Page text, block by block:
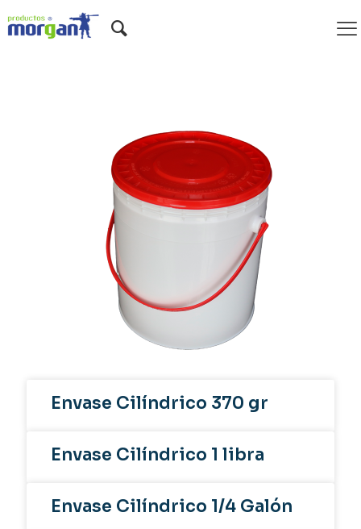
Cilíndricos P.E
Envase Cilíndrico 370 gr
Envase Cilíndrico 1 libra
Envase Cilíndrico 1/4 Galón